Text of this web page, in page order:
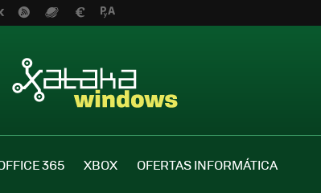
365 XBOX OFERTAS INFORMÁTICA